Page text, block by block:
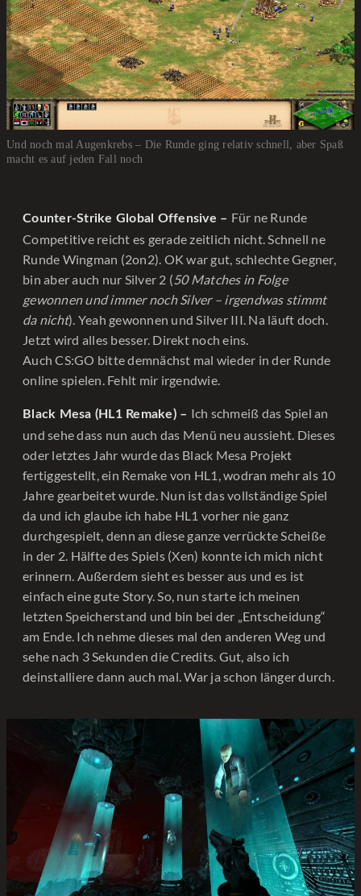
Und noch mal Augenkrebs – Die Runde ging relativ schnell, aber Spaß
macht es auf jeden Fall noch
Counter-Strike Global Offensive – Für ne Runde
Competitive reicht es gerade zeitlich nicht. Schnell ne
Runde Wingman (2on2). OK war gut, schlechte Gegner,
bin aber auch nur Silver 2 ( 50 Matches in Folge
gewonnen und immer noch Silver – irgendwas stimmt
da nicht). Yeah gewonnen und Silver III. Na läuft doch.
Jetzt wird alles besser. Direkt noch eins.
Auch CS:GO bitte demnächst mal wieder in der Runde
online spielen. Fehlt mir irgendwie.
Black Mesa (HL1 Remake) – Ich schmeiß das Spiel an
und sehe dass nun auch das Menü neu aussieht. Dieses
oder letztes Jahr wurde das Black Mesa Projekt
fertiggestellt, ein Remake von HL1, wodran mehr als 10
Jahre gearbeitet wurde. Nun ist das vollständige Spiel
da und ich glaube ich habe HL1 vorher nie ganz
durchgespielt, denn an diese ganze verrückte Scheiße
in der 2. Hälfte des Spiels (Xen) konnte ich mich nicht
erinnern. Außerdem sieht es besser aus und es ist
einfach eine gute Story. So, nun starte ich meinen
letzten Speicherstand und bin bei der „Entscheidung“
am Ende. Ich nehme dieses mal den anderen Weg und
sehe nach 3 Sekunden die Credits. Gut, also ich
deinstalliere dann auch mal. War ja schon länger durch.